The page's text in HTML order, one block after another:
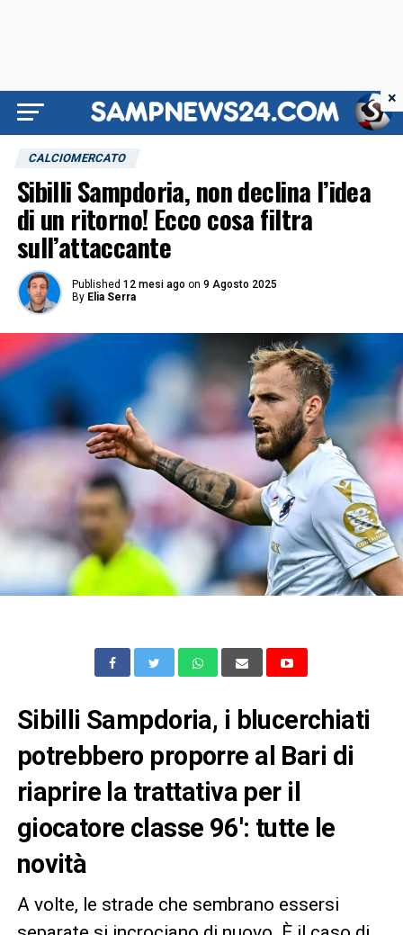
CALCIOMERCATO
Sibilli Sampdoria, non declina l’idea
di un ritorno! Ecco cosa filtra
sull’attaccante
Published 12 mesi ago on 9 Agosto 2025
By Elia Serra
Sibilli Sampdoria, i blucerchiati
potrebbero proporre al Bari di
riaprire la trattativa per il
giocatore classe 96′: tutte le
novità
A volte, le strade che sembrano essersi
×